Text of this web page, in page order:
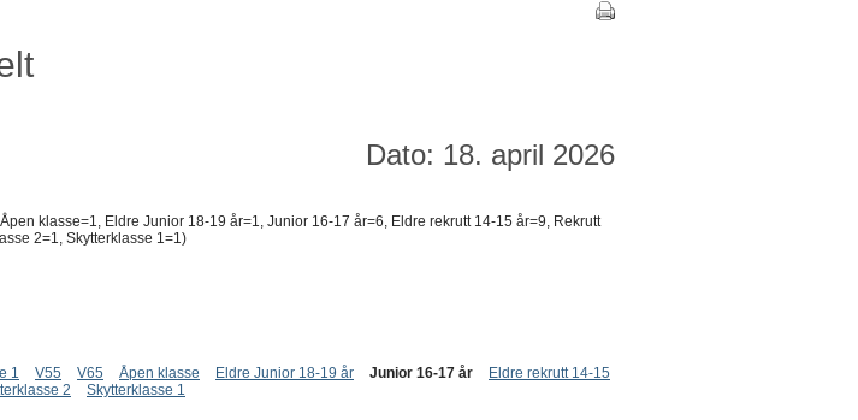
Dato: 18. april 2026
klasse=1, Eldre Junior 18-19 år=1, Junior 16-17 år=6, Eldre rekrutt 14-15 år=9, Rekrutt
2=1, Skytterklasse 1=1)
1 V55 V65 Åpen klasse Eldre Junior 18-19 år Junior 16-17 år
Eldre rekrutt 14-15
2 Skytterklasse 1